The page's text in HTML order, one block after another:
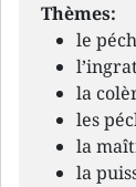
Thèmes:
le
la
les
la
la